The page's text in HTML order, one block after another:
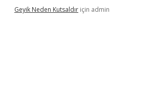
Geyik Neden Kutsaldır için admin